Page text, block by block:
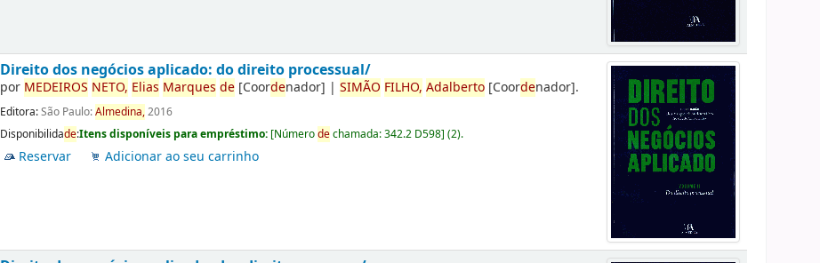
Direito dos negócios aplicado: do direito processual/
por MEDEIROS NETO, Elias Marques de [Coordenador] |SIMÃO FILHO, Adalberto [Coordenador].
Editora:São Paulo:Almedina,2016
Disponibilidade:Itens disponíveis para empréstimo: [Númerodechamada:342.2 D598](2).
Reservar Adicionar ao seu carrinho